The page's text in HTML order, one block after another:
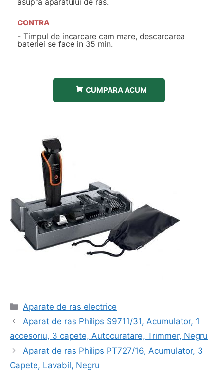
asupra aparatului de ras.
CONTRA
Timpul de incarcare cam mare, descarcarea
bateriei se face in 35 min.
CUMPARA ACUM
Categorii
Aparate de ras electrice
Navigare
Aparat de ras Philips S9711/31, Acumulator, 1
accesoriu, 3 capete, Autocuratare, Trimmer, Negru
Aparat de ras Philips PT727/16, Acumulator, 3
Capete, Lavabil, Negru